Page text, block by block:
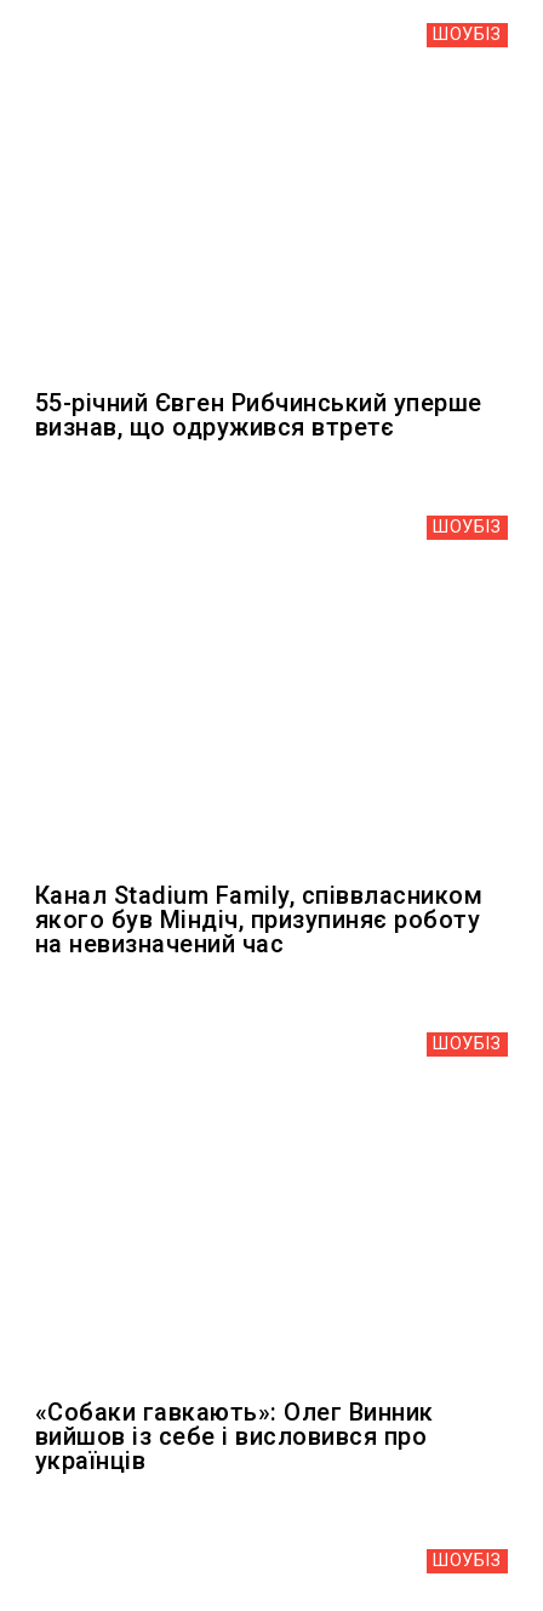
ШОУБIЗ
55-річний Євген Рибчинський уперше
визнав, що одружився втретє
ШОУБIЗ
Канал Stadium Family, співвласником
якого був Міндіч, призупиняє роботу
на невизначений час
ШОУБIЗ
«Собаки гавкають»: Олег Винник
вийшов із себе і висловився про
українців
ШОУБIЗ